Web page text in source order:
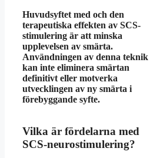
Huvudsyftet med och den
terapeutiska effekten av SCS-
stimulering är att minska
upplevelsen av smärta.
Användningen av denna teknik
kan inte eliminera smärtan
definitivt eller motverka
utvecklingen av ny smärta i
förebyggande syfte.
Vilka är fördelarna med
SCS-neurostimulering?